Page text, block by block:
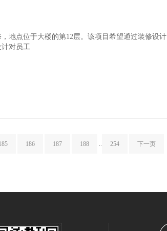
地点位于大楼的第12层。该项目希望通过装修设计
对员工
186 187 188 .. 254 下一页